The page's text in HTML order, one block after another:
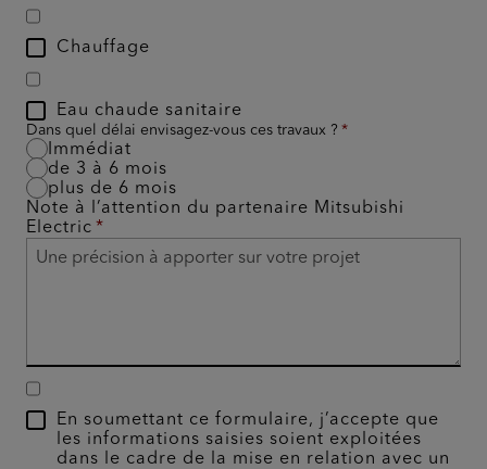
Chauffage
Eau chaude sanitaire
Dans quel délai envisagez-vous ces travaux ?
Immédiat
de 3 à 6 mois
plus de 6 mois
Note à l’attention du partenaire Mitsubishi
Electric
En soumettant ce formulaire, j’accepte que
les informations saisies soient exploitées
dans le cadre de la mise en relation avec un